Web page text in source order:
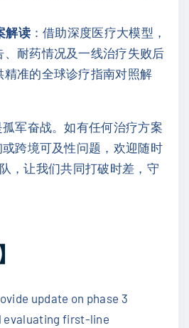
解读：借助深度医疗大模型，
耐药情况及一线治疗失败后
精准的全球诊疗指南对照解
军奋战。如有任何治疗方案
跨境可及性问题，欢迎随时
，让我们共同打破时差，守
update on phase 3
evaluating first-line